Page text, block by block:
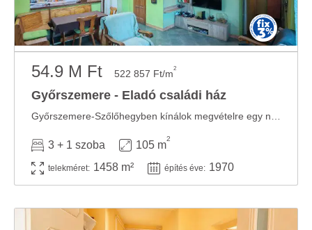
54.9 M Ft 522 857 Ft/m2
Győrszemere - Eladó családi ház
3 + 1 szoba 105 m
2
telekméret: 1458 m² építés éve: 1970